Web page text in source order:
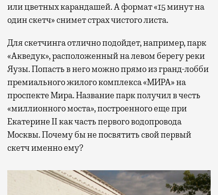
или цветных карандашей. А формат «15 минут на
один скетч» снимет страх чистого листа.
Для скетчинга отлично подойдет, например, парк
«Акведук», расположенный на левом берегу реки
Яузы. Попасть в него можно прямо из гранд-лобби
премиального жилого комплекса «МИРА» на
проспекте Мира. Название парк получил в честь
«миллионного моста», построенного еще при
Екатерине II как часть первого водопровода
Москвы. Почему бы не посвятить свой первый
скетч именно ему?